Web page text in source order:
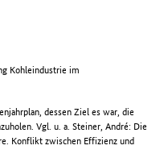
Kohleindustrie im
dessen Ziel es war, die
Vgl. u. a. Steiner, André: Die
Konflikt zwischen Effizienz und